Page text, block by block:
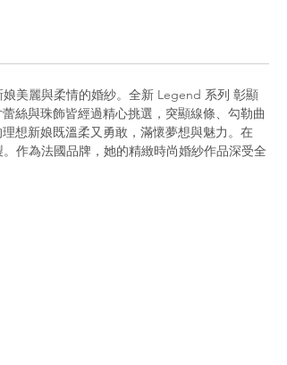
美麗與柔情的婚紗。全新 Legend 系列 彰顯
絲與珠飾皆經過精心挑選，突顯線條、勾勒曲
想新娘既溫柔又勇敢，滿懷夢想與魅力。在
作為法國品牌，她的精緻時尚婚紗作品深受全